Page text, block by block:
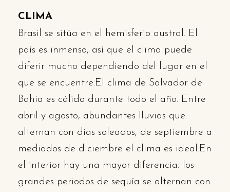
CLIMA
Brasil se sitúa en el hemisferio austral. El
país es inmenso, así que el clima puede
diferir mucho dependiendo del lugar en el
que se encuentre.El clima de Salvador de
Bahía es cálido durante todo el año. Entre
abril y agosto, abundantes lluvias que
alternan con días soleados; de septiembre a
mediados de diciembre el clima es ideal.En
el interior hay una mayor diferencia: los
grandes periodos de sequía se alternan con